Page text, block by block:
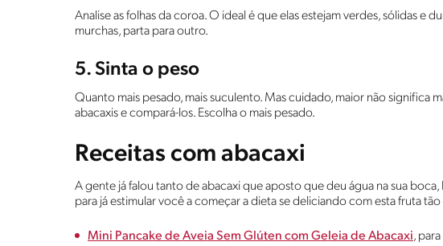
Analise as folhas da coroa. O ideal é que elas estejam verdes, sólidas e
murchas, parta para outro.
5. Sinta o peso
Quanto mais pesado, mais suculento. Mas cuidado, maior não significa
abacaxis e compará-los. Escolha o mais pesado.
Receitas com abacaxi
A gente já falou tanto de abacaxi que aposto que deu água na sua
para já estimular você a começar a dieta se deliciando com esta fruta
Mini Pancake de Aveia Sem Glúten com Geleia de Abacaxi,